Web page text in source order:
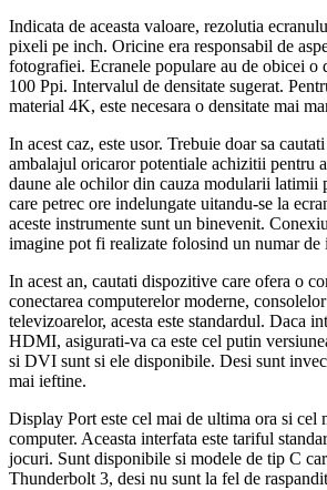
Indicata de aceasta valoare, rezolutia
pixeli pe inch. Oricine era responsabil de
fotografiei. Ecranele populare au de obicei o
100 Ppi. Intervalul de densitate sugerat.
material 4K, este necesara o densitate mai
In acest caz, este usor. Trebuie doar sa
ambalajul oricaror potentiale achizitii pentru
daune ale ochilor din cauza modularii latimii
care petrec ore indelungate uitandu-se la
aceste instrumente sunt un binevenit.
imagine pot fi realizate folosind un numar de
In acest an, cautati dispozitive care ofera o
conectarea computerelor moderne,
televizoarelor, acesta este standardul. Daca
HDMI, asigurati-va ca este cel putin
si DVI sunt si ele disponibile. Desi sunt
mai ieftine.
Display Port este cel mai de ultima ora si cel
computer. Aceasta interfata este tariful
jocuri. Sunt disponibile si modele de tip C
Thunderbolt 3, desi nu sunt la fel de